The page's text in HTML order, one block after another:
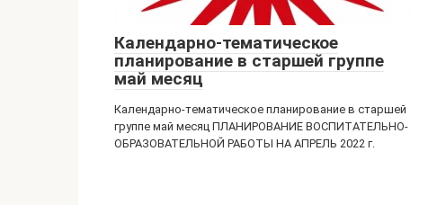
Календарно-тематическое
планирование в старшей группе
май месяц
Календарно-тематическое планирование в старшей
группе май месяц ПЛАНИРОВАНИЕ ВОСПИТАТЕЛЬНО-
ОБРАЗОВАТЕЛЬНОЙ РАБОТЫ НА АПРЕЛЬ 2022 г.